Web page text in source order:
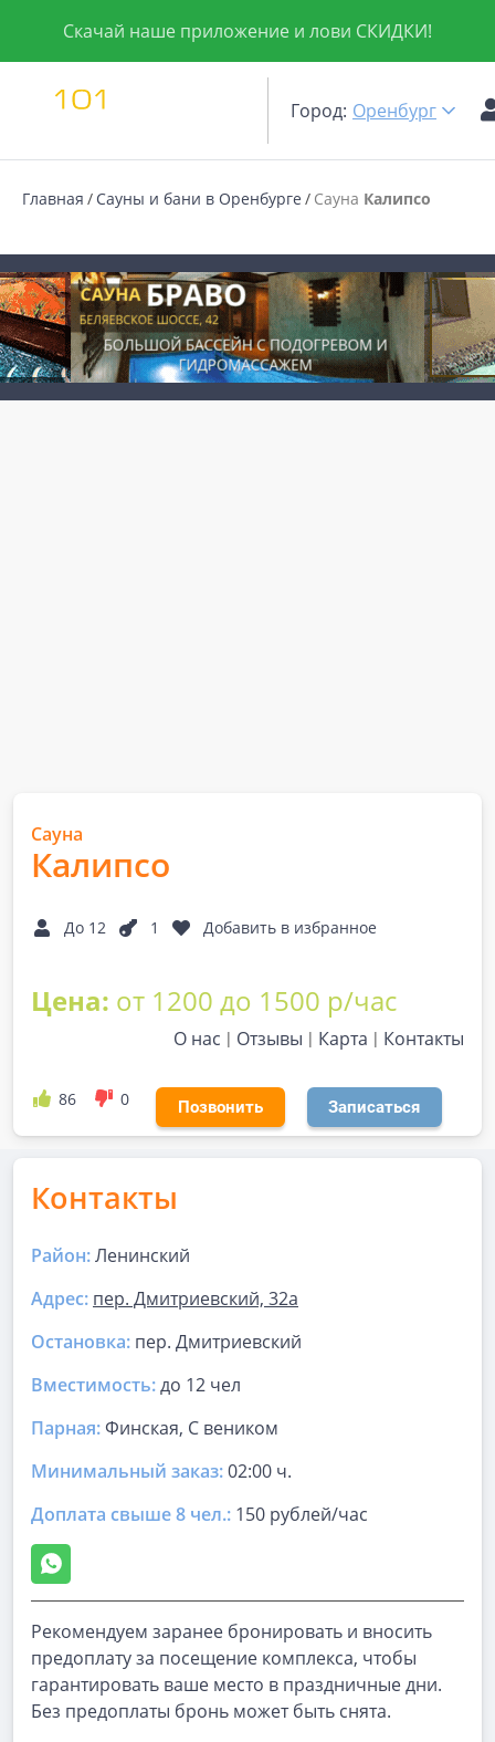
Скачай наше приложение и лови СКИДКИ!
Город: Оренбург
Главная Сауны и бани в Оренбурге Сауна Калипсо
Сауна
Калипсо
До 12 1 Добавить в избранное
Цена: от 1200 до 1500 р/час
О нас Отзывы Карта Контакты
86 0 Позвонить Записаться
Контакты
Район:Ленинский
Адрес: пер. Дмитриевский, 32а
Остановка: пер. Дмитриевский
Вместимость:до 12 чел
Парная:Финская, С веником
Минимальный заказ:02:00 ч.
Доплата свыше 8 чел.: 150 рублей/час
Рекомендуем заранее бронировать и вносить
предоплату за посещение комплекса, чтобы
гарантировать ваше место в праздничные дни.
Без предоплаты бронь может быть снята.